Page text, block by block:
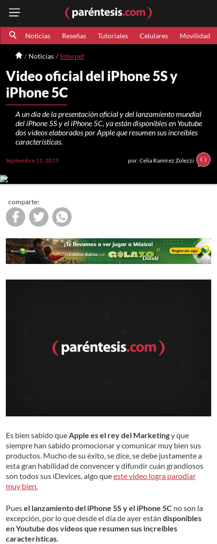
Noticias Reseñas Tutoriales Celulares Movilidad
Noticias Internet
Video oficial del iPhone 5S y
iPhone 5C
A un día de la presentación oficial y del lanzamiento mundial
del iPhone 5S y el iPhone 5C, ya están disponibles en Youtube
dos videos elaborados por Apple que resumen sus increíbles
características.
Septiembre 11, 2013 por: Celia Ramírez Zolezzi
comparte:
Es bien sabido queApple es el rey del Marketingy que
siempre han sabido promocionar y comunicar muy bien sus
productos. Mucho de su éxito, se dice, se debe justamente a
esta gran habilidad de convencer y difundir cuán grandiosos
son todos sus iDevices, algo queeste video logra parodiar
muy bien.
Puesel lanzamiento del iPhone 5S y el iPhone 5C no son la
excepción, por lo que desde el día de ayer están disponibles
en Youtube dos videos que resumen sus increíbles
características.